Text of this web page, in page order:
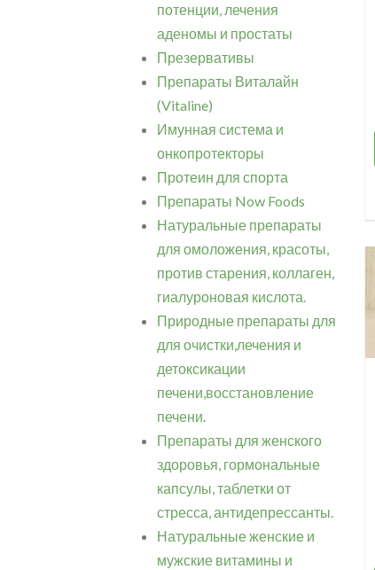
потенции, лечения
аденомы и простаты
Презервативы
Препараты Виталайн
(Vitaline)
Имунная система и
онкопротекторы
Протеин для спорта
Препараты Now Foods
Натуральные препараты
для омоложения, красоты,
против старения, коллаген,
гиалуроновая кислота.
Природные препараты для
для очистки,лечения и
детоксикации
печени,восстановление
печени.
Препараты для женского
здоровья, гормональные
капсулы, таблетки от
стресса, антидепрессанты.
Натуральные женские и
мужские витамины и